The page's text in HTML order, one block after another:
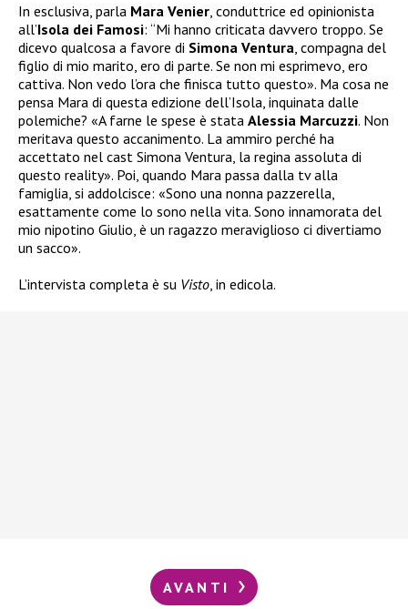
In esclusiva, parla Mara Venier , conduttrice ed opinionista
all’Isola dei Famosi: “Mi hanno criticata davvero troppo. Se
dicevo qualcosa a favore di Simona Ventura , compagna del
figlio di mio marito, ero di parte. Se non mi esprimevo, ero
cattiva. Non vedo l’ora che finisca tutto questo». Ma cosa ne
pensa Mara di questa edizione dell’Isola, inquinata dalle
polemiche? «A farne le spese è stata Alessia Marcuzzi. Non
meritava questo accanimento. La ammiro perché ha
accettato nel cast Simona Ventura, la regina assoluta di
questo reality». Poi, quando Mara passa dalla tv alla
famiglia, si addolcisce: «Sono una nonna pazzerella,
esattamente come lo sono nella vita. Sono innamorata del
mio nipotino Giulio, è un ragazzo meraviglioso ci divertiamo
un sacco».
L’intervista completa è su Visto , in edicola.
AVANTI